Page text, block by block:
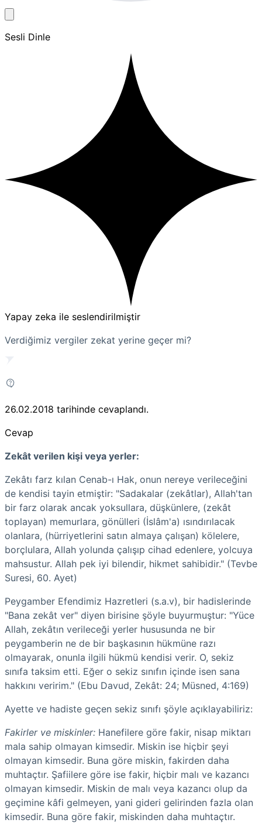
Sesli Dinle
Yapay zeka ile seslendirilmiştir
Verdiğimiz vergiler zekat yerine geçer mi?
26.02.2018 tarihinde cevaplandı.
Cevap
Zekât verilen kişi veya yerler:
Zekâtı farz kılan Cenab-ı Hak, onun nereye verileceğini
de kendisi tayin etmiştir: "Sadakalar (zekâtlar), Allah'tan
bir farz olarak ancak yoksullara, düşkünlere, (zekât
toplayan) memurlara, gönülleri (İslâm'a) ısındırılacak
olanlara, (hürriyetlerini satın almaya çalışan) kölelere,
borçlulara, Allah yolunda çalışıp cihad edenlere, yolcuya
mahsustur. Allah pek iyi bilendir, hikmet sahibidir." (Tevbe
Suresi, 60. Ayet)
Peygamber Efendimiz Hazretleri (s.a.v), bir hadislerinde
"Bana zekât ver" diyen birisine şöyle buyurmuştur: "Yüce
Allah, zekâtın verileceği yerler hususunda ne bir
peygamberin ne de bir başkasının hükmüne razı
olmayarak, onunla ilgili hükmü kendisi verir. O, sekiz
sınıfa taksim etti. Eğer o sekiz sınıfın içinde isen sana
hakkını veririm." (Ebu Davud, Zekât: 24; Müsned, 4:169)
Ayette ve hadiste geçen sekiz sınıfı şöyle açıklayabiliriz:
Fakirler ve miskinler: Hanefilere göre fakir, nisap miktarı
mala sahip olmayan kimsedir. Miskin ise hiçbir şeyi
olmayan kimsedir. Buna göre miskin, fakirden daha
muhtaçtır. Şafiilere göre ise fakir, hiçbir malı ve kazancı
olmayan kimsedir. Miskin de malı veya kazancı olup da
geçimine kâfi gelmeyen, yani gideri gelirinden fazla olan
kimsedir. Buna göre fakir, miskinden daha muhtaçtır.